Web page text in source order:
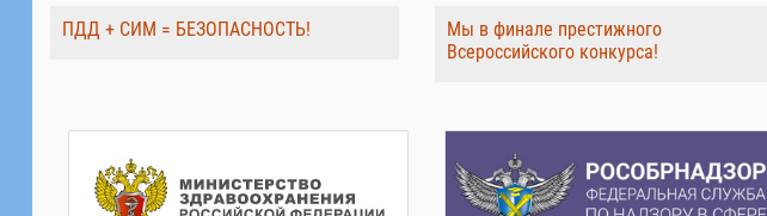
ПДД + СИМ = БЕЗОПАСНОСТЬ!
Мы в финале престижного
Всероссийского конкурса!